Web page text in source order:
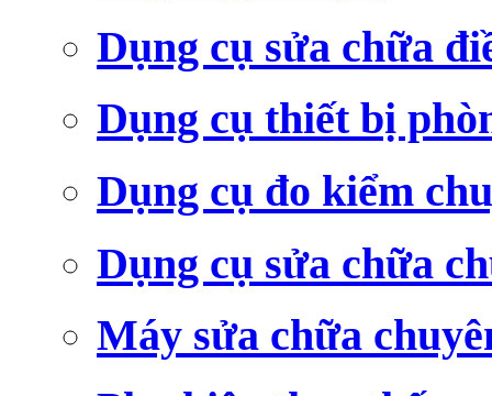
Dụng cụ sửa chữa
Dụng cụ thiết bị
Dụng cụ đo kiểm
Dụng cụ sửa chữa
Máy sửa chữa